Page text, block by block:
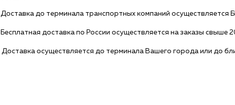
Доставка до терминала транспортных компаний
Бесплатная доставка по России осуществляется на заказы свыше
Доставка осуществляется до терминала Вашего города или до